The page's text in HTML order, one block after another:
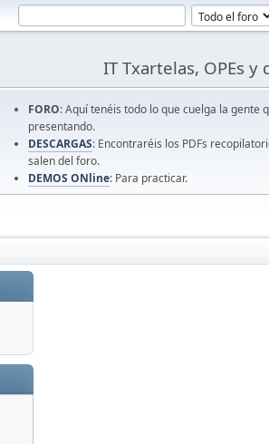
IT Txartelas, OPEs y
FORO: Aquí tenéis todo lo que cuelga la gente
presentando.
DESCARGAS: Encontraréis los PDFs
salen del foro.
DEMOS ONline: Para practicar.